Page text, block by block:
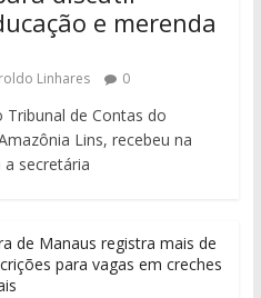
e merenda
Linhares 0
Tribunal de Contas do
Lins, recebeu na
secretária
de Manaus registra mais de
para vagas em creches